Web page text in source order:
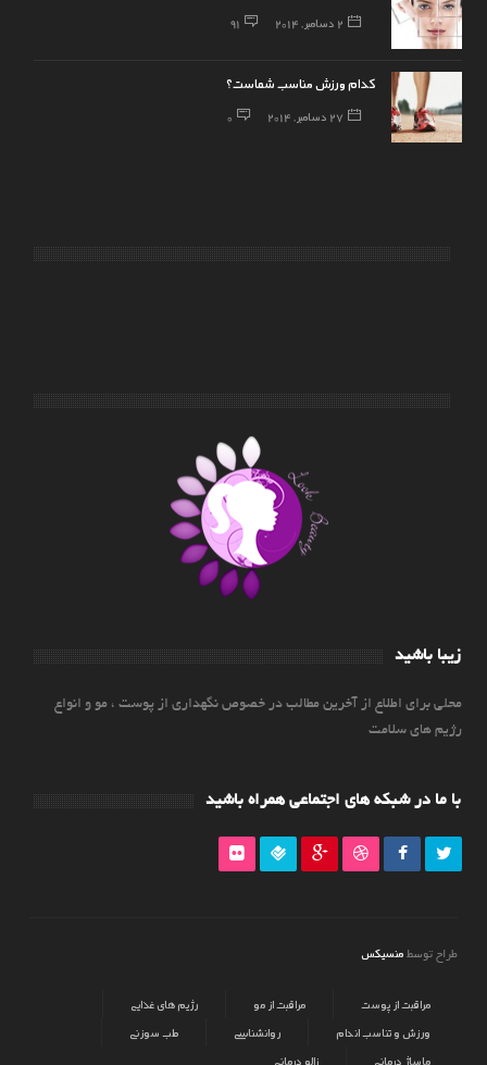
2 دسامبر, 2014 91
کدام ورزش مناسب شماست؟
27 دسامبر, 2014 0
زیبا باشید
محلی برای اطلاع از آخرین مطالب در خصوص نگهداری از پوست ، مو و انواع
رژیم های سلامت
با ما در شبکه های اجتماعی همراه باشید
طراح توسط منسیکس
مراقبت از پوست مراقبت از مو
رژیم های غذایی
ورزش و تناسب اندام
روانشناسی
طب سوزنی
ماساژ درمانی
زالو درمانی